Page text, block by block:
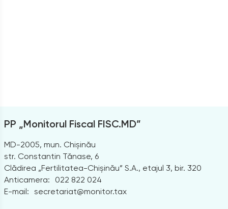
PP „Monitorul Fiscal FISC.MD”
MD-2005, mun. Chișinău
str. Constantin Tănase, 6
Clădirea „Fertilitatea-Chișinău” S.A., etajul 3, bir. 320
Anticamera:
022 822 024
E-mail: secretariat@monitor.tax